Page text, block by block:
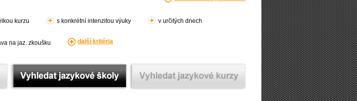
kurzu s konkrétní intenzitou výuky v určitých dnech
na jaz. zkoušku další kritéria